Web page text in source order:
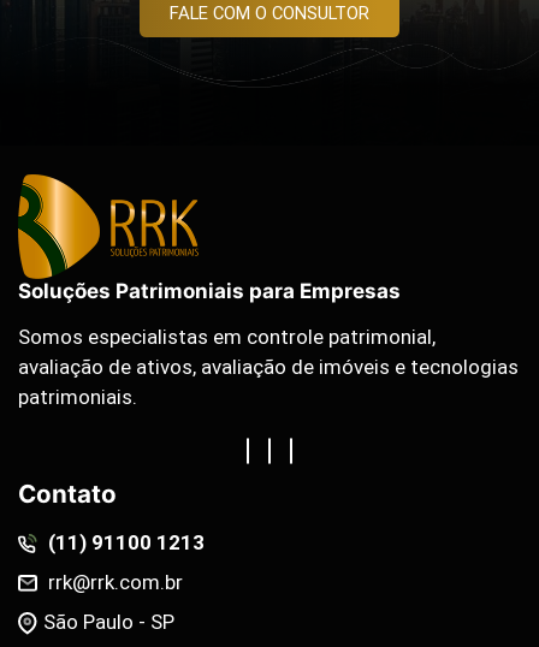
FALE COM O CONSULTOR
Soluções Patrimoniais para Empresas
Somos especialistas em controle patrimonial,
avaliação de ativos, avaliação de imóveis e tecnologias
patrimoniais.
Contato
(11) 91100 1213
rrk@rrk.com.br
São Paulo - SP